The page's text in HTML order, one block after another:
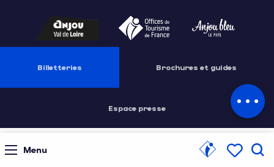
Menu
Description
par email
Billetteries Brochures et guides
Espace presse